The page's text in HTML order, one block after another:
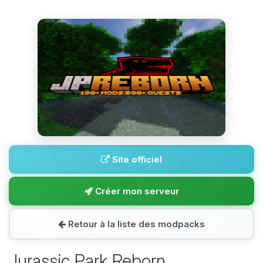
Site officiel
Créer mon serveur
Retour à la liste des modpacks